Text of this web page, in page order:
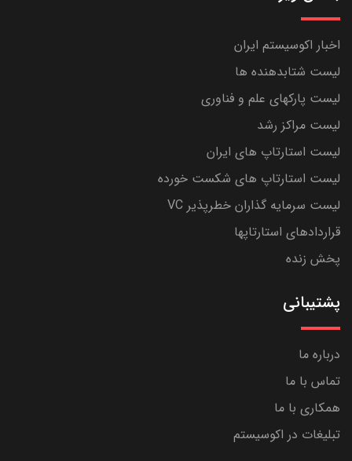
اخبار اکوسیستم ایران
لیست شتابدهنده ها
لیست پارکهای علم و فناوری
لیست مراکز رشد
لیست استارتاپ های ایران
لیست استارتاپ های شکست خورده
لیست سرمایه گذاران خطرپذیر VC
قراردادهای استارتاپها
پخش زنده
پشتیبانی
درباره ما
تماس با ما
همکاری با ما
تبلیغات در اکوسیستم